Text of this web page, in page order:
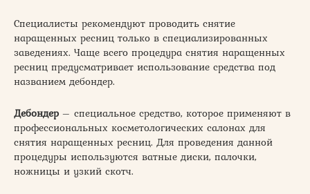
Специалисты рекомендуют проводить снятие
наращенных ресниц только в специализированных
заведениях. Чаще всего процедура снятия наращенных
ресниц предусматривает использование средства под
названием дебондер.
Дебондер – специальное средство, которое применяют в
профессиональных косметологических салонах для
снятия наращенных ресниц. Для проведения данной
процедуры используются ватные диски, палочки,
ножницы и узкий скотч.